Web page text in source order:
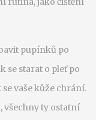
pupínků po
se starat o pleť po
vaše kůže chrání.
všechny ty ostatní